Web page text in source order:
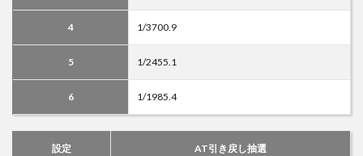
4 1/3700.9
5 1/2455.1
6 1/1985.4
設定 AT引き戻し抽選